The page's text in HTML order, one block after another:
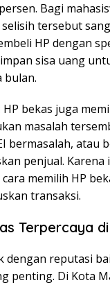
Bagi
tersebut
HP dengan
sisa uang
bulan.
bekas juga
masalah
bermasalah, atau
penjual. Karena
memilih HP
transaksi.
Terpercaya
dengan reputasi
penting. Di Kota